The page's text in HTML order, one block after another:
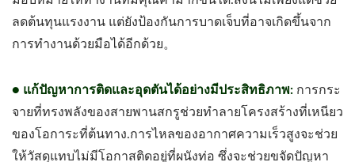
ลดต้นทุนแรงงาน แต่ยังป้องกันการบาดเจ็บที่อาจเกิดขึ้นจาก
การทำงานด้วยมือได้อีกด้วย。
● แก้ปัญหาการติดและอุดตันได้อย่างมีประสิทธิภาพ: การกระ
จายที่ทรงพลังของสายพานสกรูช่วยทำลายโครงสร้างที่เหนียว
ของโอการะที่ต้นทาง.การไหลของอากาศความเร็วสูงจะช่วย
ให้วัสดุแทบไม่มีโอกาสติดอยู่ที่ผนังท่อ ซึ่งจะช่วยขจัดปัญหา